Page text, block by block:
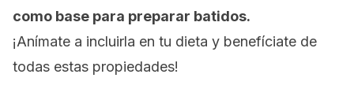
como base para preparar batidos.
¡Anímate a incluirla en tu dieta y benefíciate de
todas estas propiedades!